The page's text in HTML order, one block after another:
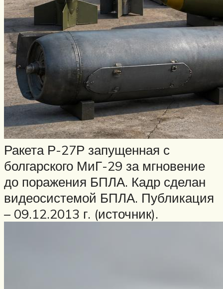
Ракета Р-27Р запущенная с
болгарского МиГ-29 за мгновение
до поражения БПЛА. Кадр сделан
видеосистемой БПЛА. Публикация
– 09.12.2013 г. (источник).